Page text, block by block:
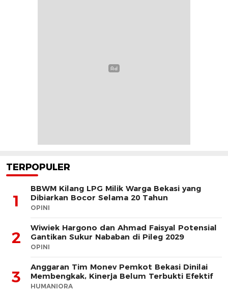
TERPOPULER
1
BBWM Kilang LPG Milik Warga Bekasi yang
Dibiarkan Bocor Selama 20 Tahun
OPINI
2
Wiwiek Hargono dan Ahmad Faisyal Potensial
Gantikan Sukur Nababan di Pileg 2029
OPINI
3
Anggaran Tim Monev Pemkot Bekasi Dinilai
Membengkak, Kinerja Belum Terbukti Efektif
HUMANIORA